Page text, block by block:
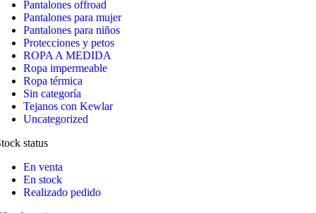
Pantalones offroad
Pantalones para mujer
Pantalones para niños
Protecciones y petos
ROPA A MEDIDA
Ropa impermeable
Ropa térmica
Sin categoría
Tejanos con Kewlar
Uncategorized
status
En venta
En stock
Realizado pedido